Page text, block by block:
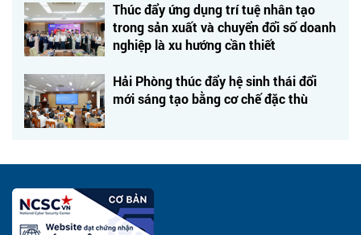
Thúc đẩy ứng dụng trí tuệ nhân tạo
trong sản xuất và chuyển đổi số doanh
nghiệp là xu hướng cần thiết
Hải Phòng thúc đẩy hệ sinh thái đổi
mới sáng tạo bằng cơ chế đặc thù